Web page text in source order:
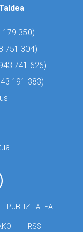
179 350)
751 304)
741 626)
191 383)
PUBLIZITATEA
RSS